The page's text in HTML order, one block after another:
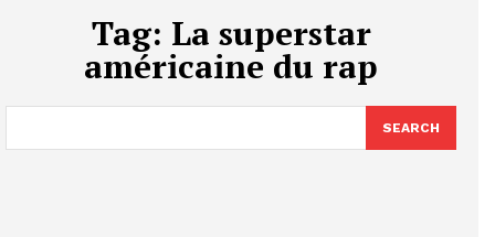
Tag: La superstar
américaine du rap
SEARCH